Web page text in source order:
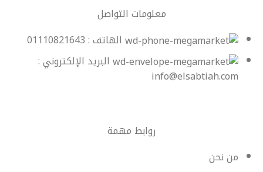
معلومات التواصل
الهاتف : 01110821643
البريد الإلكتروني :
info@elsabtiah.com
روابط مهمة
من نحن